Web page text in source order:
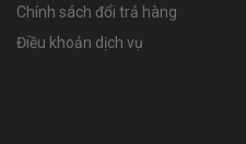
Chính sách đổi trả hàng
Điều khoản dịch vụ